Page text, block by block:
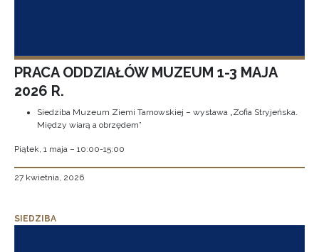
PRACA ODDZIAŁÓW MUZEUM 1-3 MAJA
2026 R.
Siedziba Muzeum Ziemi Tarnowskiej – wystawa „Zofia Stryjeńska.
Między wiarą a obrzędem”
Piątek, 1 maja – 10:00-15:00
27 kwietnia, 2026
SIEDZIBA